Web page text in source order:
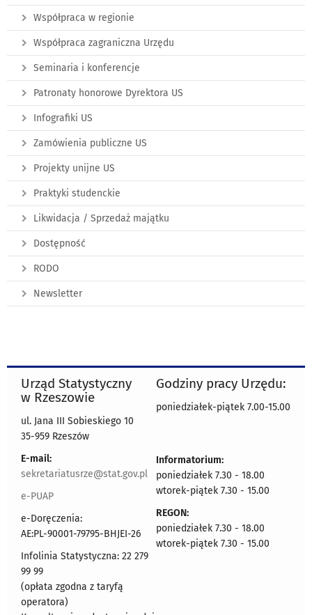
Współpraca w regionie
Współpraca zagraniczna Urzędu
Seminaria i konferencje
Patronaty honorowe Dyrektora US
Infografiki US
Zamówienia publiczne US
Projekty unijne US
Praktyki studenckie
Likwidacja / Sprzedaż majątku
Dostępność
RODO
Newsletter
Urząd Statystyczny
w Rzeszowie
ul. Jana III Sobieskiego 10
35-959 Rzeszów
E-mail:
sekretariatusrze@stat.gov.pl
e-PUAP
e-Doręczenia:
AE:PL-90001-79795-BHJEI-26
Infolinia Statystyczna: 22 279
99 99
(opłata zgodna z taryfą
operatora)
Godziny pracy Urzędu:
poniedziałek-piątek 7.00-15.00
Informatorium:
poniedziałek 7.30 - 18.00
wtorek-piątek 7.30 - 15.00
REGON:
poniedziałek 7.30 - 18.00
wtorek-piątek 7.30 - 15.00